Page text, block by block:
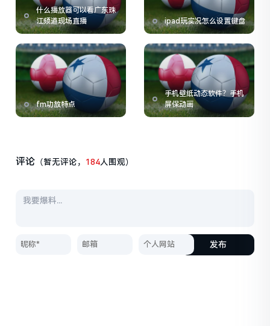
什么播放器可以看广东珠
江频道现场直播
ipad玩实况怎么设置键盘
fm功放特点
手机壁纸动态软件？手机
屏保动画
评论 （暂无评论， 184人围观）
发布